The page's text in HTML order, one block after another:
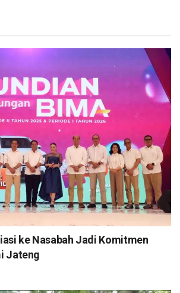
ke Nasabah Jadi Komitmen
Jateng